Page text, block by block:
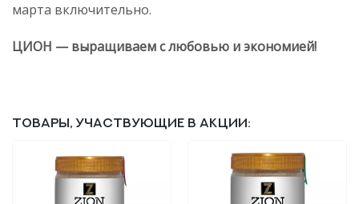
марта включительно.
ЦИОН — выращиваем с любовью и экономией!
Товары, участвующие в акции: